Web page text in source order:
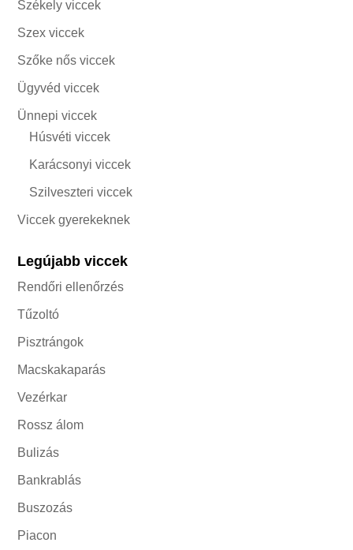
Székely viccek
Szex viccek
Szőke nős viccek
Ügyvéd viccek
Ünnepi viccek
Húsvéti viccek
Karácsonyi viccek
Szilveszteri viccek
Viccek gyerekeknek
Legújabb viccek
Rendőri ellenőrzés
Tűzoltó
Pisztrángok
Macskakaparás
Vezérkar
Rossz álom
Bulizás
Bankrablás
Buszozás
Piacon